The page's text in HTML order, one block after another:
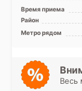
Время приема
Район
Метро рядом
Весь